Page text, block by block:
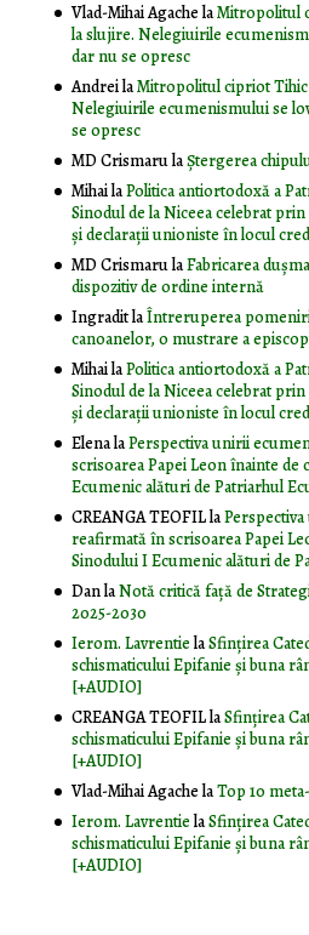
Vlad-Mihai AgachelaMitropolitul
la slujire. Nelegiuirile
dar nu se opresc
AndreilaMitropolitul cipriot
Nelegiuirile ecumenismului se
se opresc
MD CrismarulaŞtergerea
MihailaPolitica antiortodoxă a
Sinodul de la Niceea celebrat
și declarații unioniste în locul
MD CrismarulaFabricarea
dispozitiv de ordine internă
IngraditlaÎntreruperea
canoanelor, o mustrare a
MihailaPolitica antiortodoxă a
Sinodul de la Niceea celebrat
și declarații unioniste în locul
ElenalaPerspectiva unirii
scrisoarea Papei Leon înainte de
Ecumenic alături de Patriarhul
CREANGA TEOFILla
reafirmată în scrisoarea Papei
Sinodului I Ecumenic alături de
DanlaNotă critică faţă de
2025-2030
Ierom. LavrentielaSfințirea
schismaticului Epifanie și buna
[+AUDIO]
CREANGA TEOFILlaSfințirea
schismaticului Epifanie și buna
[+AUDIO]
Vlad-Mihai AgachelaTop 10
Ierom. LavrentielaSfințirea
schismaticului Epifanie și buna
[+AUDIO]